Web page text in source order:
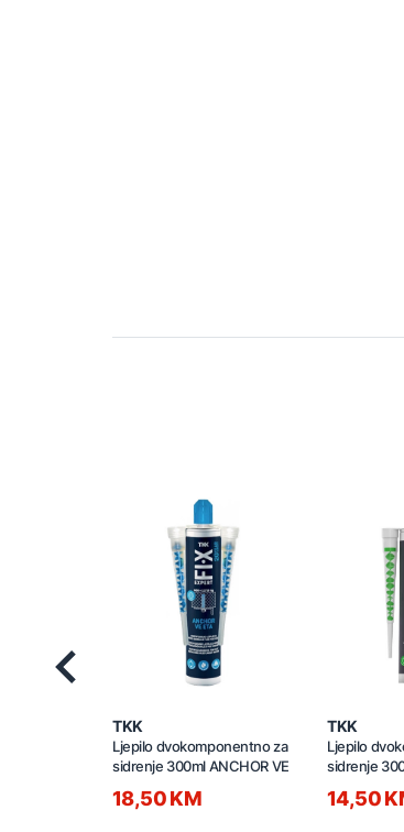
TKK
Ljepilo dvokomponentno za
sidrenje 300ml ANCHOR VE
18,50 KM
TKK
Ljepilo
sidrenje
14,50